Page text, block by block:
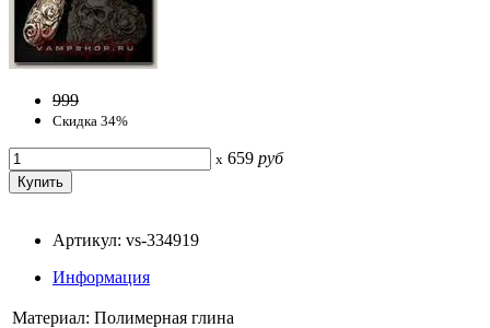
999
Скидка 34%
x 659 руб
Артикул: vs-334919
Информация
Материал: Полимерная глина